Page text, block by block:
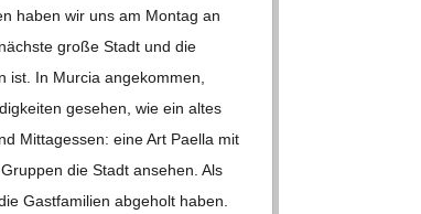
haben wir uns am Mon­tag an
große Stadt und die
ist. In Mur­cia ange­kom­men,
gese­hen, wie ein altes
Mit­tag­essen: eine Art Paella mit
die Stadt anse­hen. Als
Gast­fa­mi­lien abge­holt haben.